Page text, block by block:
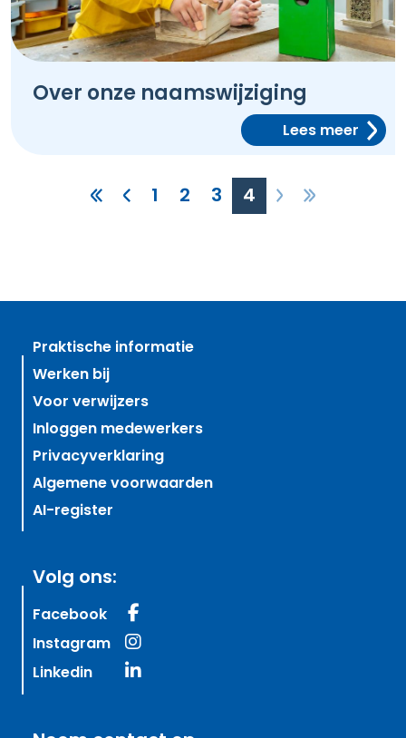
Over onze naamswijziging
Lees meer
1 2 3 4
Praktische informatie
Werken bij
Voor verwijzers
Inloggen medewerkers
Privacyverklaring
Algemene voorwaarden
AI-register
Volg ons:
Facebook
Instagram
Linkedin